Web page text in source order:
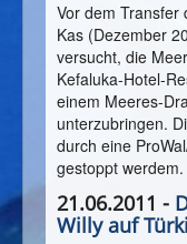
Vor dem Transfer
Kas (Dezember
versucht, die
Kefaluka-Hotel-
einem Meeres-
unterzubringen.
durch eine
gestoppt werdem.
21.06.2011 -
Willy auf